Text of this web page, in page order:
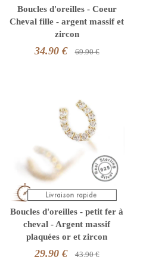
Boucles d'oreilles - Coeur
Cheval fille - argent massif et
zircon
34.90 € 69.90 €
Boucles d'oreilles - petit fer à
cheval - Argent massif
plaquées or et zircon
29.90 € 43.90 €